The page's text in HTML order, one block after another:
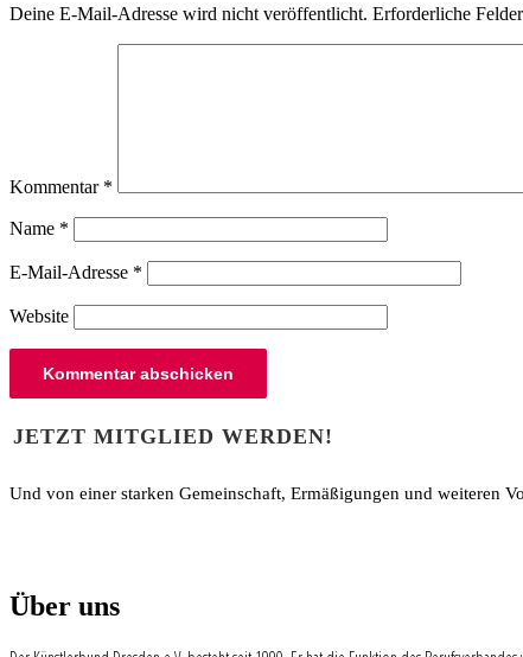
Deine E-Mail-Adresse wird nicht veröffentlicht. Erforderliche
Kommentar *
Name *
E-Mail-Adresse *
Website
Beitragsnavigation
JETZT MITGLIED WERDEN!
Und von einer starken Gemeinschaft, Ermäßigungen und weiteren
Über uns